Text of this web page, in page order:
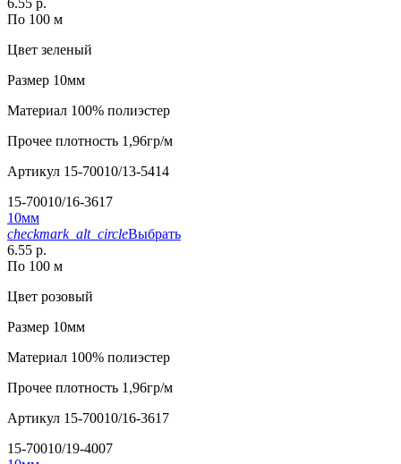
6.55 р.
По 100 м
Цвет зеленый
Размер 10мм
Материал 100% полиэстер
Прочее плотность 1,96гр/м
Артикул 15-70010/13-5414
15-70010/16-3617
10мм
checkmark_alt_circleВыбрать
6.55 р.
По 100 м
Цвет розовый
Размер 10мм
Материал 100% полиэстер
Прочее плотность 1,96гр/м
Артикул 15-70010/16-3617
15-70010/19-4007